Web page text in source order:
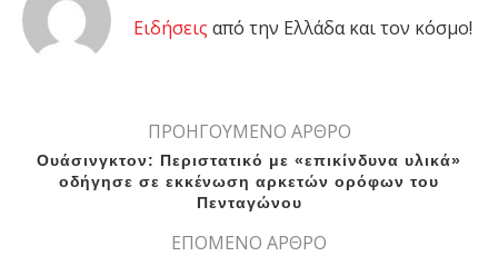
Eιδήσεις από την Ελλάδα και τον κόσμο!
ΠΡΟΗΓΟΥΜΕΝΟ ΑΡΘΡΟ
Ουάσινγκτον: Περιστατικό με «επικίνδυνα υλικά»
οδήγησε σε εκκένωση αρκετών ορόφων του
Πενταγώνου
ΕΠΟΜΕΝΟ ΑΡΘΡΟ